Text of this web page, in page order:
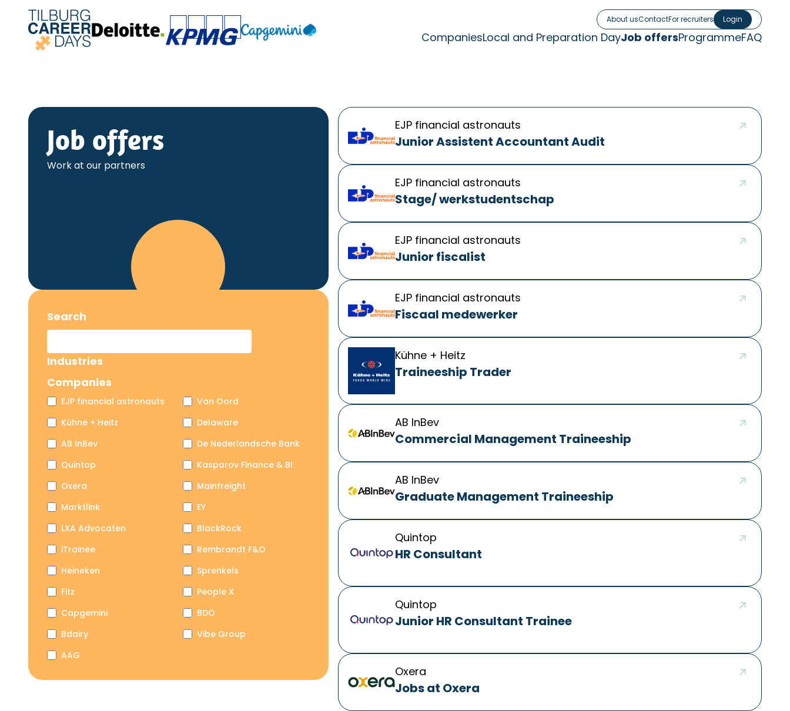
About usContactFor recruiters Login
CompaniesLocal and Preparation DayJob offersProgrammeFAQ
Job offers
Work at our partners
Search
Industries
Companies
EJP financial astronauts
Kühne + Heitz
AB InBev
Quintop
Oxera
Marktlink
LXA Advocaten
iTrainee
Heineken
Fitz
Capgemini
Bdairy
AAG
Van Oord
Delaware
De Nederlandsche Bank
Kasparov Finance & BI
Mainfreight
EY
BlackRock
Rembrandt F&O
Sprenkels
People X
BDO
Vibe Group
EJP financial astronauts
Junior Assistent Accountant Audit
EJP financial astronauts
Stage/ werkstudentschap
EJP financial astronauts
Junior fiscalist
EJP financial astronauts
Fiscaal medewerker
Kühne + Heitz
Traineeship Trader
AB InBev
Commercial Management Traineeship
AB InBev
Graduate Management Traineeship
Quintop
HR Consultant
Quintop
Junior HR Consultant Trainee
Oxera
Jobs at Oxera